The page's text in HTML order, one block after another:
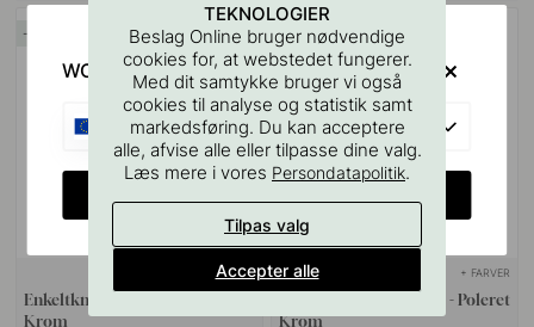
+ FARVER
Enkeltknage Calm - Poleret
Krom
15
+ FARVER
Håndklædestang Calm - Poleret
Krom
TEKNOLOGIER
Beslag Online bruger nødvendige
cookies for, at webstedet fungerer.
Med dit samtykke bruger vi også
cookies til analyse og statistik samt
markedsføring. Du kan acceptere
alle, afvise alle eller tilpasse dine valg.
Læs mere i vores Persondatapolitik.
Tilpas valg
Accepter alle
WOULD YOU RATHER VISIT?
EU